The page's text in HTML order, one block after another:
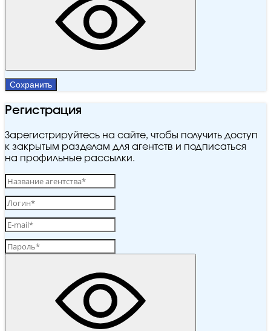
Сохранить
Регистрация
Зарегистрируйтесь на сайте, чтобы получить доступ
к закрытым разделам для агентств и подписаться
на профильные рассылки.